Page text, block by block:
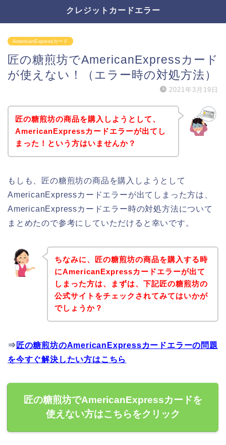
クレジットカードエラー
AmericanExpressカード
匠の糖煎坊でAmericanExpressカード
が使えない！（エラー時の対処方法）
2021年3月19日
匠の糖煎坊の商品を購入しようとして、
AmericanExpressカードエラーが出てし
まった！という方はいませんか？
もしも、匠の糖煎坊の商品を購入しようとして
AmericanExpressカードエラーが出てしまった方は、
AmericanExpressカードエラー時の対処方法について
まとめたので参考にしていただけると幸いです。
ちなみに、匠の糖煎坊の商品を購入する時
にAmericanExpressカードエラーが出て
しまった方は、まずは、下記匠の糖煎坊の
公式サイトをチェックされてみてはいかが
でしょうか？
⇒ 匠の糖煎坊のAmericanExpressカードエラーの問題
を今すぐ解決したい方はこちら
匠の糖煎坊でAmericanExpressカードを
使えない方はこちらをクリック